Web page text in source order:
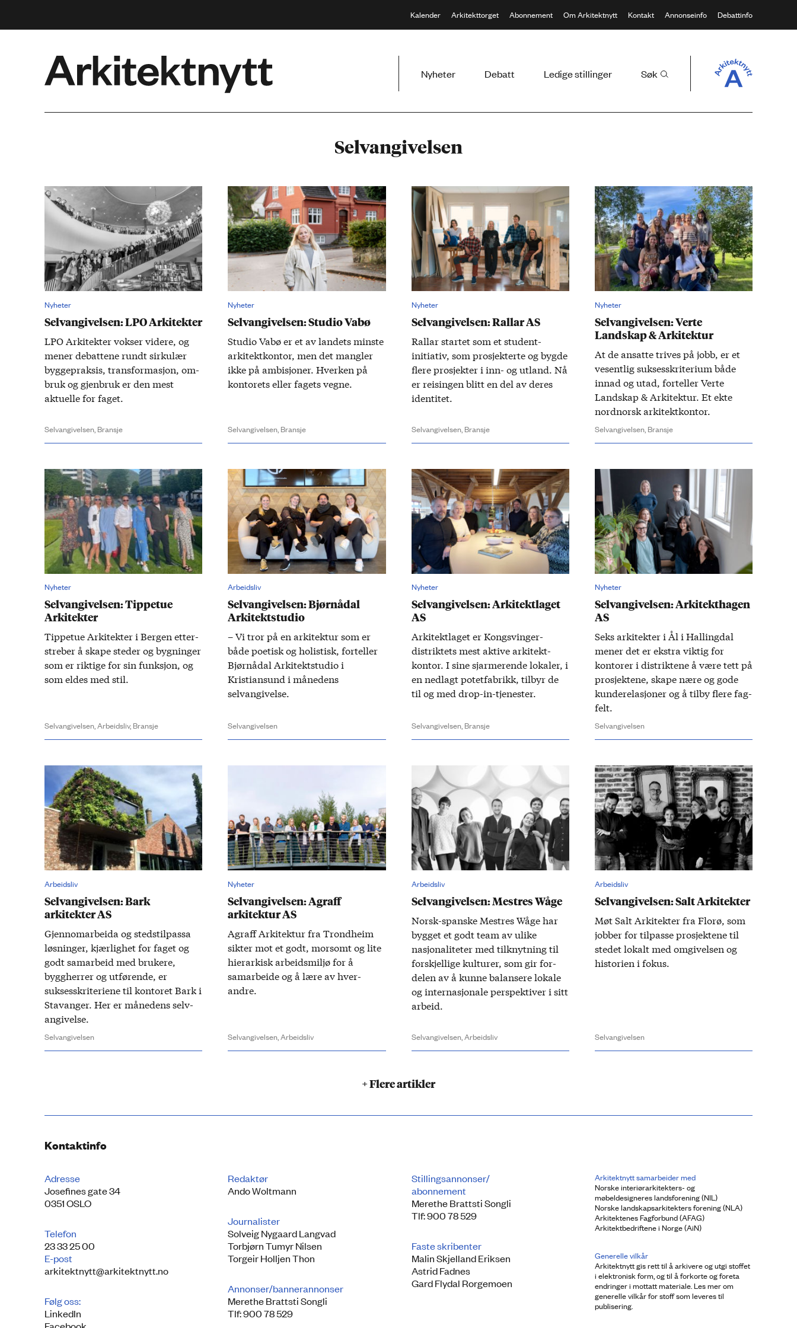
Kalender Arkitekttorget Abonnement Om Arkitektnytt Kontakt Annonseinfo Debattinfo
Nyheter
Debatt Ledige stillinger Søk
Selvangivelsen
Nyheter
Selvangivelsen: LPO Arkitekter
​
LPO Arkitekter vokser videre, og
mener debattene rundt sirkulær
bygge­praksis, trans­formasjon, om­
bruk og gjen­bruk er den mest
aktuelle for faget.​
Selvangivelsen, Bransje
Nyheter
Selvangivelsen: Studio Vabø
​Studio Vabø er et av landets minste
arkitekt­kontor, men det mangler
ikke på ambisjoner. Hverken på
kontorets eller fagets vegne.
Selvangivelsen, Bransje
Nyheter
Selvangivelsen: Rallar AS
Rallar startet som et student­
initiativ, som prosjekterte og bygde
flere prosjekter i inn- og ut­land.​ Nå
er reisingen blitt en del av deres
identitet.
Selvangivelsen, Bransje
Nyheter
Selvangivelsen: Verte
Landskap & Arkitektur
At de an­satte trives på jobb, er et
vesentlig suksess­kriterium både
innad og utad, forteller ​Verte
Land­skap & Arkitektur. Et ekte
nord­norsk arkitekt­kontor.​
Selvangivelsen, Bransje
Nyheter
Selvangivelsen: Tippetue
Arkitekter
​Tippetue Arkitekter i Bergen ​etter­
streber å skape steder og bygninger
som er riktige for sin funksjon, og
som eldes med stil.
Selvangivelsen,Arbeidsliv, Bransje
Arbeidsliv
Selvangivelsen: Bjørnådal
Arkitektstudio
– Vi tror på en arkitektur som er
både poetisk og holistisk, forteller
Bjørnådal Arkitektstudio i
Kristiansund i månedens
selvangivelse.
Selvangivelsen
Nyheter
Selvangivelsen: Arkitektlaget
AS
Arkitektlaget er Kongsvinger-
distriktets mest aktive arkitekt­
kontor. I sine sjarmerende lokaler, i
en ned­lagt potet­fabrikk, til­byr de
til og med drop-in-tjenester.
Selvangivelsen, Bransje
Nyheter
Selvangivelsen: Arkitekthagen
AS
​
Seks arkitekter i Ål i Hallingdal
mener det er ekstra viktig for
kontorer i distriktene å være tett på
prosjektene, skape nære og gode
kunde­relasjoner​ og å til­by flere fag­
felt.​
Selvangivelsen
Arbeidsliv
Selvangivelsen: Bark
arkitekter AS
Gjennom­arbeida og steds­til­passa
løsninger, kjærlighet for faget og
godt sam­arbeid med brukere,
bygg­herrer og ut­førende, er
suksess­kriteriene til kontoret Bark i
Stavanger. Her er månedens selv­
angivelse.
Selvangivelsen
Nyheter
Selvangivelsen: Agraff
arkitektur AS
Agraff Arkitektur fra Trond­heim
sikter mot et godt, morsomt og lite
hier­arkisk arbeids­miljø for å
samar­beide og å lære av hver­
andre.
Selvangivelsen,Arbeidsliv
Arbeidsliv
Selvangivelsen: Mestres Wåge
Norsk-spanske Mestres Wåge har ​
bygget et godt team av ulike
nasjonal­iteter med til­knytning til
for­skjellige kulturer, som gir for­
delen av å kunne balansere lokale
og inter­nasjonale perspektiver i sitt
arbeid.
Selvangivelsen, Arbeidsliv
Arbeidsliv
Selvangivelsen: Salt Arkitekter
Møt Salt Arkitekter fra Florø, som
jobber for til­passe prosjektene til
stedet lokalt med om­givelsen og
historien i fokus.
Selvangivelsen
+ Flere artikler
Kontaktinfo
Adresse
Josefines gate 34
0351 OSLO
Telefon
23 33 25 00
E-post
arkitektnytt@arkitektnytt.no
Følg oss:
LinkedIn
Facebook
Redaktør
Ando Woltmann
Journalister
Solveig Nygaard Langvad
Torbjørn Tumyr Nilsen
Torgeir Holljen Thon
Annonser/bannerannonser
Merethe Brattsti Songli
Tlf: 900 78 529
Stillingsannonser/
abonnement
Merethe Brattsti Songli
Tlf: 900 78 529
Faste skribenter
Malin Skjelland Eriksen
Astrid Fadnes
Gard Flydal Rorgemoen
Arkitektnytt samarbeider med
Norske interiørarkitekters- og
møbeldesigneres landsforening (NIL)
Norske landskapsarkitekters forening (NLA)
Arkitektenes Fagforbund (AFAG)
Arkitektbedriftene i Norge (AiN)
Generelle vilkår
Arkitektnytt gis rett til å arkivere og utgi stoffet
i elektronisk form, og til å forkorte og foreta
endringer i mottatt materiale. Les mer om
generelle vilkår for stoff som leveres til
publisering.